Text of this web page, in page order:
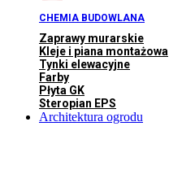
CHEMIA BUDOWLANA
Zaprawy murarskie
Kleje i piana montażowa
Tynki elewacyjne
Farby
Płyta GK
Steropian EPS
Architektura ogrodu